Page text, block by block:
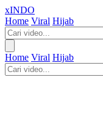
xINDO
Home Viral Hijab
Home Viral Hijab